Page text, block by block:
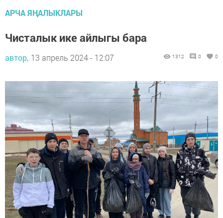
АРЧА ЯҢАЛЫКЛАРЫ
Чисталык ике айлыгы бара
автор, 13 апрель 2024 - 12:07 1312 0 0